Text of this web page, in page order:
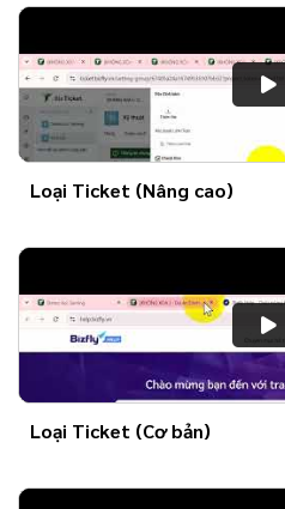
Loại Ticket (Nâng cao)
Loại Ticket (Cơ bản)